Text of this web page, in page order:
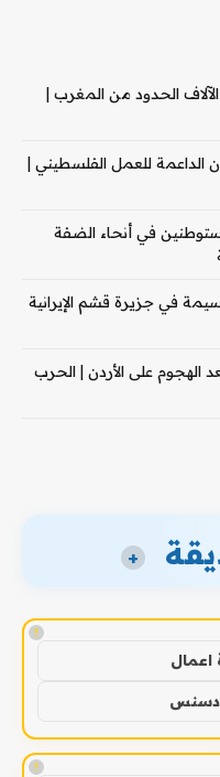
الحدود من المغرب |
للعمل الفلسطيني |
في أنحاء الضفة
في جزيرة قشم الإيرانية
الهجوم على الأردن | الحرب
+
!
اعمال
ادسنس
!